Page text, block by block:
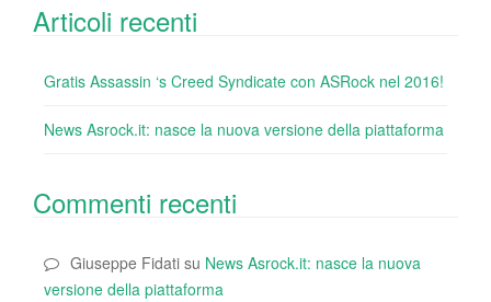
Articoli recenti
Gratis Assassin ‘s Creed Syndicate con ASRock nel 2016!
News Asrock.it: nasce la nuova versione della piattaforma
Commenti recenti
Giuseppe Fidati su News Asrock.it: nasce la nuova
versione della piattaforma